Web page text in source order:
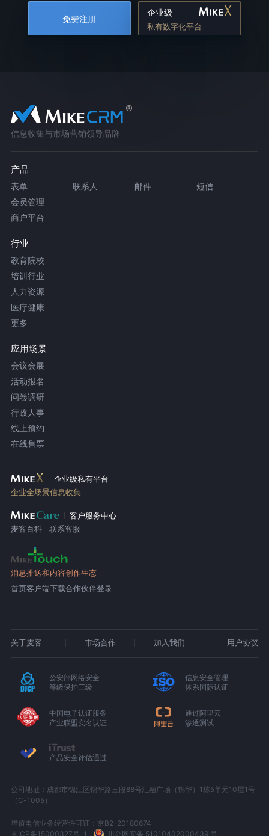
免费注册
企业级
私有数字化平台
信息收集与市场营销领导品牌
产品
表单 联系人 邮件
短信
会员管理
商户平台
行业
教育院校
培训行业
人力资源
医疗健康
更多
应用场景
会议会展
活动报名
问卷调研
行政人事
线上预约
在线售票
企业级私有平台
企业全场景信息收集
客户服务中心
麦客百科
联系客服
消息推送和内容创作生态
首页客户端下载合作伙伴登录
关于麦客 市场合作 加入我们 用户协议
公安部网络安全
等级保护三级
信息安全管理
体系国际认证
中国电子认证服务
产业联盟实名认证
通过阿里云
渗透测试
产品安全评估通过
公司地址：成都市锦江区锦华路三段88号汇融广场（锦华）1栋5单元10层1号
（C-1005）
增值电信业务经营许可证：京B2-20180674
京ICP备15000327号-1
川公网安备 51010402000439 号